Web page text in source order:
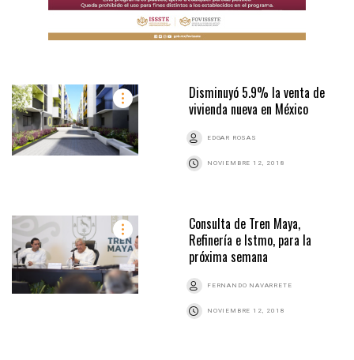
Disminuyó 5.9% la venta de
vivienda nueva en México
EDGAR ROSAS
NOVIEMBRE 12, 2018
Consulta de Tren Maya,
Refinería e Istmo, para la
próxima semana
FERNANDO NAVARRETE
NOVIEMBRE 12, 2018